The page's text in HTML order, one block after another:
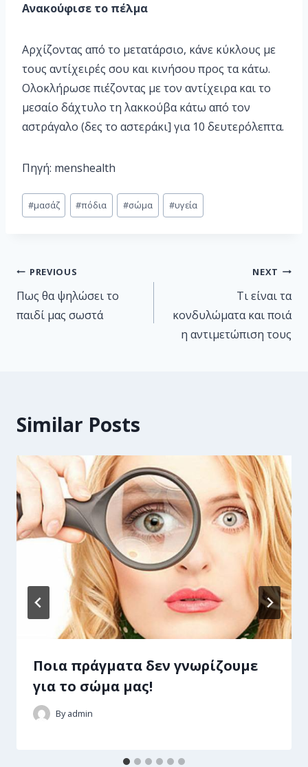
Ανακούφισε το πέλμα
Αρχίζοντας από το μετατάρσιο, κά­νε κύκλους με
τους αντίχειρές σου και κινήσου προς τα κά­τω.
Ολοκλήρωσε πι­έζοντας με τον αντί­χειρα και το
μεσαίο δάχτυλο τη λακ­κούβα κάτω από τον
αστράγαλο (δες το αστεράκι] για 10 δευτερόλεπτα.
Πηγή: menshealth
#μασάζ #πόδια #σώμα #υγεία
PREVIOUS
Πως θα ψηλώσει το
παιδί μας σωστά
NEXT
Τι είναι τα
κονδυλώματα και ποιά
η αντιμετώπιση τους
Similar Posts
Ποια πράγματα δεν γνωρίζουμε
για το σώμα μας!
By admin